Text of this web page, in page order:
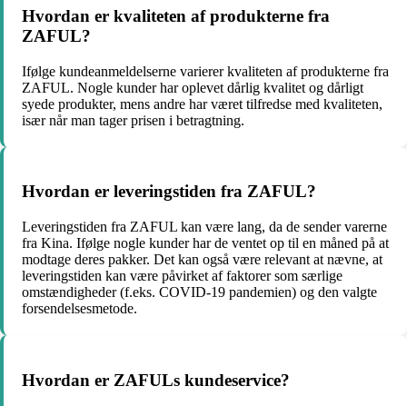
Hvordan er kvaliteten af produkterne fra
ZAFUL?
Ifølge kundeanmeldelserne varierer kvaliteten af produkterne fra
ZAFUL. Nogle kunder har oplevet dårlig kvalitet og dårligt
syede produkter, mens andre har været tilfredse med kvaliteten,
især når man tager prisen i betragtning.
Hvordan er leveringstiden fra ZAFUL?
Leveringstiden fra ZAFUL kan være lang, da de sender varerne
fra Kina. Ifølge nogle kunder har de ventet op til en måned på at
modtage deres pakker. Det kan også være relevant at nævne, at
leveringstiden kan være påvirket af faktorer som særlige
omstændigheder (f.eks. COVID-19 pandemien) og den valgte
forsendelsesmetode.
Hvordan er ZAFULs kundeservice?